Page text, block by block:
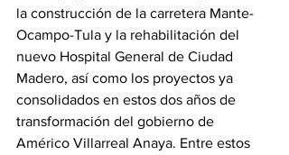
la construcción de la carretera Mante-
Ocampo-Tula y la rehabilitación del
nuevo Hospital General de Ciudad
Madero, así como los proyectos ya
consolidados en estos dos años de
transformación del gobierno de
Américo Villarreal Anaya. Entre estos